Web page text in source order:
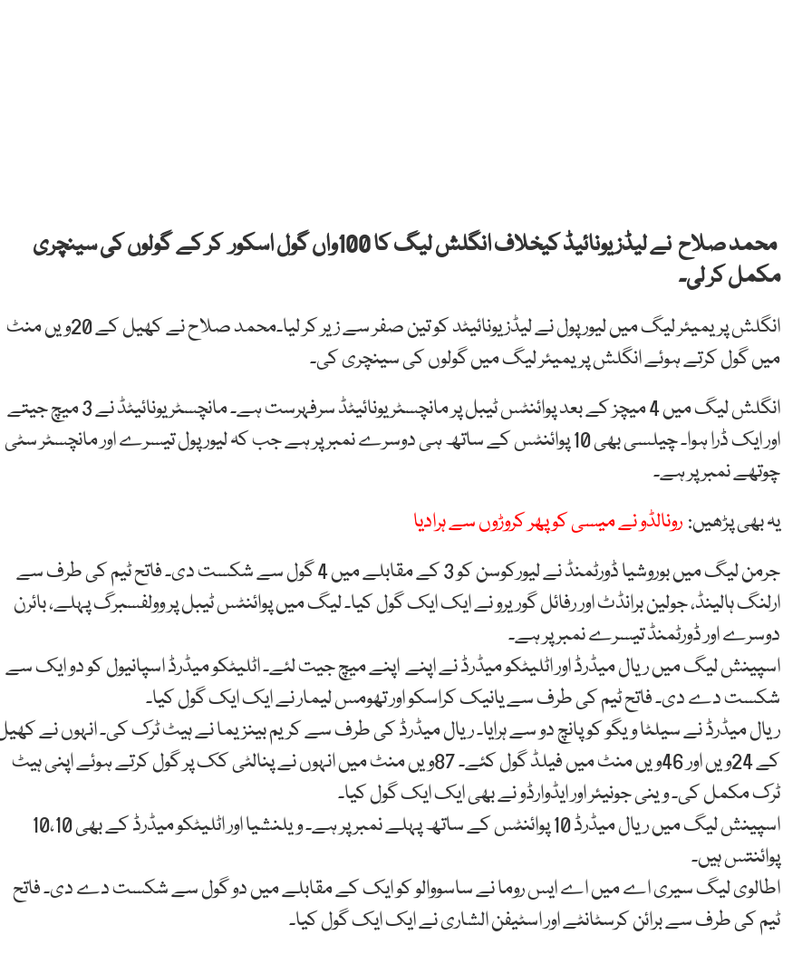
محمد صلاح نے لیڈز یونائیڈ کیخلاف انگلش لیگ کا 100واں گول اسکور کر کے گولوں کی سینچری
مکمل کر لی۔
انگلش پریمیئر لیگ میں لیور پول نے لیڈز یونائیٹد کو تین صفر سے زیر کر لیا۔محمد صلاح نے کھیل کے 20ویں منٹ
میں گول کرتے ہوئے انگلش پریمیئر لیگ میں گولوں کی سینچری کی۔
انگلش لیگ میں 4 میچز کے بعد پوائنٹس ٹیبل پر مانچسٹر یونائیٹڈ سرفہرست ہے۔ مانچسٹر یونائیٹڈ نے 3 میچ جیتے
اور ایک ڈرا ہوا۔ چیلسی بھی 10 پوائنٹس کے ساتھ ہی دوسرے نمبر پر ہے جب کہ لیور پول تیسرے اور مانچسٹر سٹی
چوتھے نمبر پر ہے۔
یہ بھی پڑھیں: رونالڈو نے میسی کو پھر کروڑوں سے ہرادیا
جرمن لیگ میں بوروشیا ڈورٹمنڈ نے لیورکوسن کو 3 کے مقابلے میں 4 گول سے شکست دی۔ فاتح ٹیم کی طرف سے
ارلنگ ہالینڈ، جولین برانڈٹ اور رفائل گوریرو نے ایک ایک گول کیا۔ لیگ میں پوائنٹس ٹیبل پر وولفسبرگ پہلے، بائرن
دوسرے اور ڈورٹمنڈ تیسرے نمبر پر ہے۔
اسپینش لیگ میں ریال میڈرڈ اور اٹلیٹکو میڈرڈ نے اپنے اپنے میچ جیت لئے۔ اٹلیٹکو میڈرڈ اسپانیول کو دو ایک سے
شکست دے دی۔ فاتح ٹیم کی طرف سے یانیک کراسکو اور تھومس لیمار نے ایک ایک گول کیا۔
ریال میڈرڈ نے سیلٹا ویگو کو پانچ دو سے ہرایا۔ ریال میڈرڈ کی طرف سے کریم بینزیما نے ہیٹ ٹرک کی۔ انہوں نے
کے 24ویں اور 46ویں منٹ میں فیلڈ گول کئے۔ 87ویں منٹ میں انہوں نے پنالٹی کک پر گول کرتے ہوئے اپنی ہیٹ
ٹرک مکمل کی۔ وینی جونیئر اور ایڈوارڈو نے بھی ایک ایک گول کیا۔
اسپینش لیگ میں ریال میڈرڈ 10 پوائنٹس کے ساتھ پہلے نمبر پر ہے۔ ویلنشیا اور اٹلیٹکو میڈرڈ کے بھی 10،10
پوائنتس ہیں۔
اطالوی لیگ سیری اے میں اے ایس روما نے ساسووالو کو ایک کے مقابلے میں دو گول سے شکست دے دی۔ فاتح
ٹیم کی طرف سے برائن کرسٹانٹے اور اسٹیفن الشاری نے ایک ایک گول کیا۔